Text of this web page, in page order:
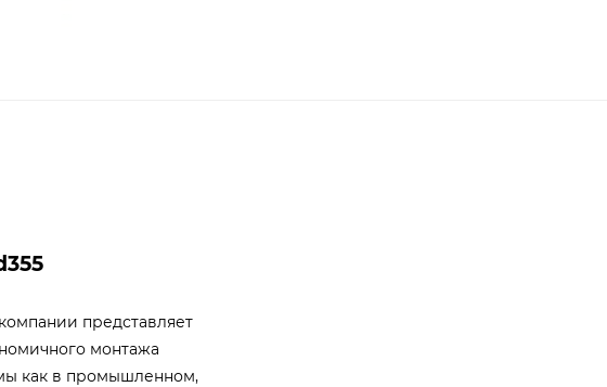
представляет
монтажа
как в промышленном,